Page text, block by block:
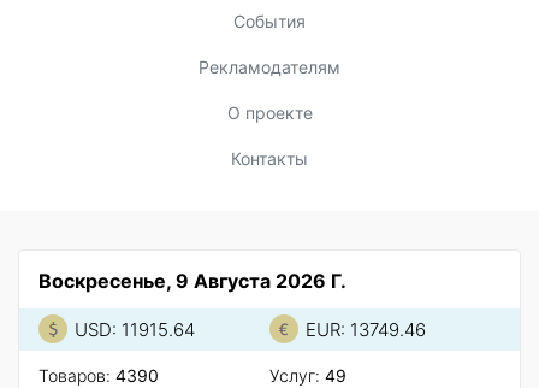
События
Рекламодателям
О проекте
Контакты
Воскресенье, 9 Августа 2026 Г.
USD: 11915.64 EUR: 13749.46
Товаров: 4390
Услуг: 49